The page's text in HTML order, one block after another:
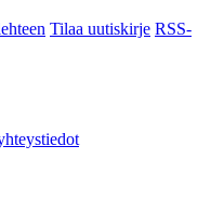
Tilaa uutiskirje RSS-